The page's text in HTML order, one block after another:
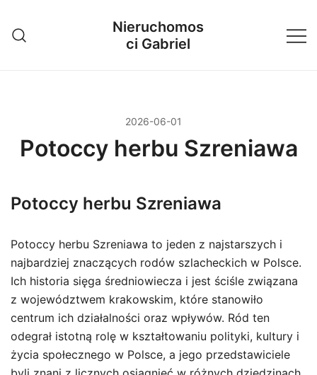
treści
Nieruchomos
ci Gabriel
2026-06-01
Potoccy herbu Szreniawa
Potoccy herbu Szreniawa
Potoccy herbu Szreniawa to jeden z najstarszych i
najbardziej znaczących rodów szlacheckich w Polsce.
Ich historia sięga średniowiecza i jest ściśle związana
z województwem krakowskim, które stanowiło
centrum ich działalności oraz wpływów. Ród ten
odegrał istotną rolę w kształtowaniu polityki, kultury i
życia społecznego w Polsce, a jego przedstawiciele